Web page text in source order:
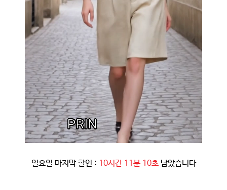
일요일 마지막 할인 : 10시간 11분 06초 남았습니다